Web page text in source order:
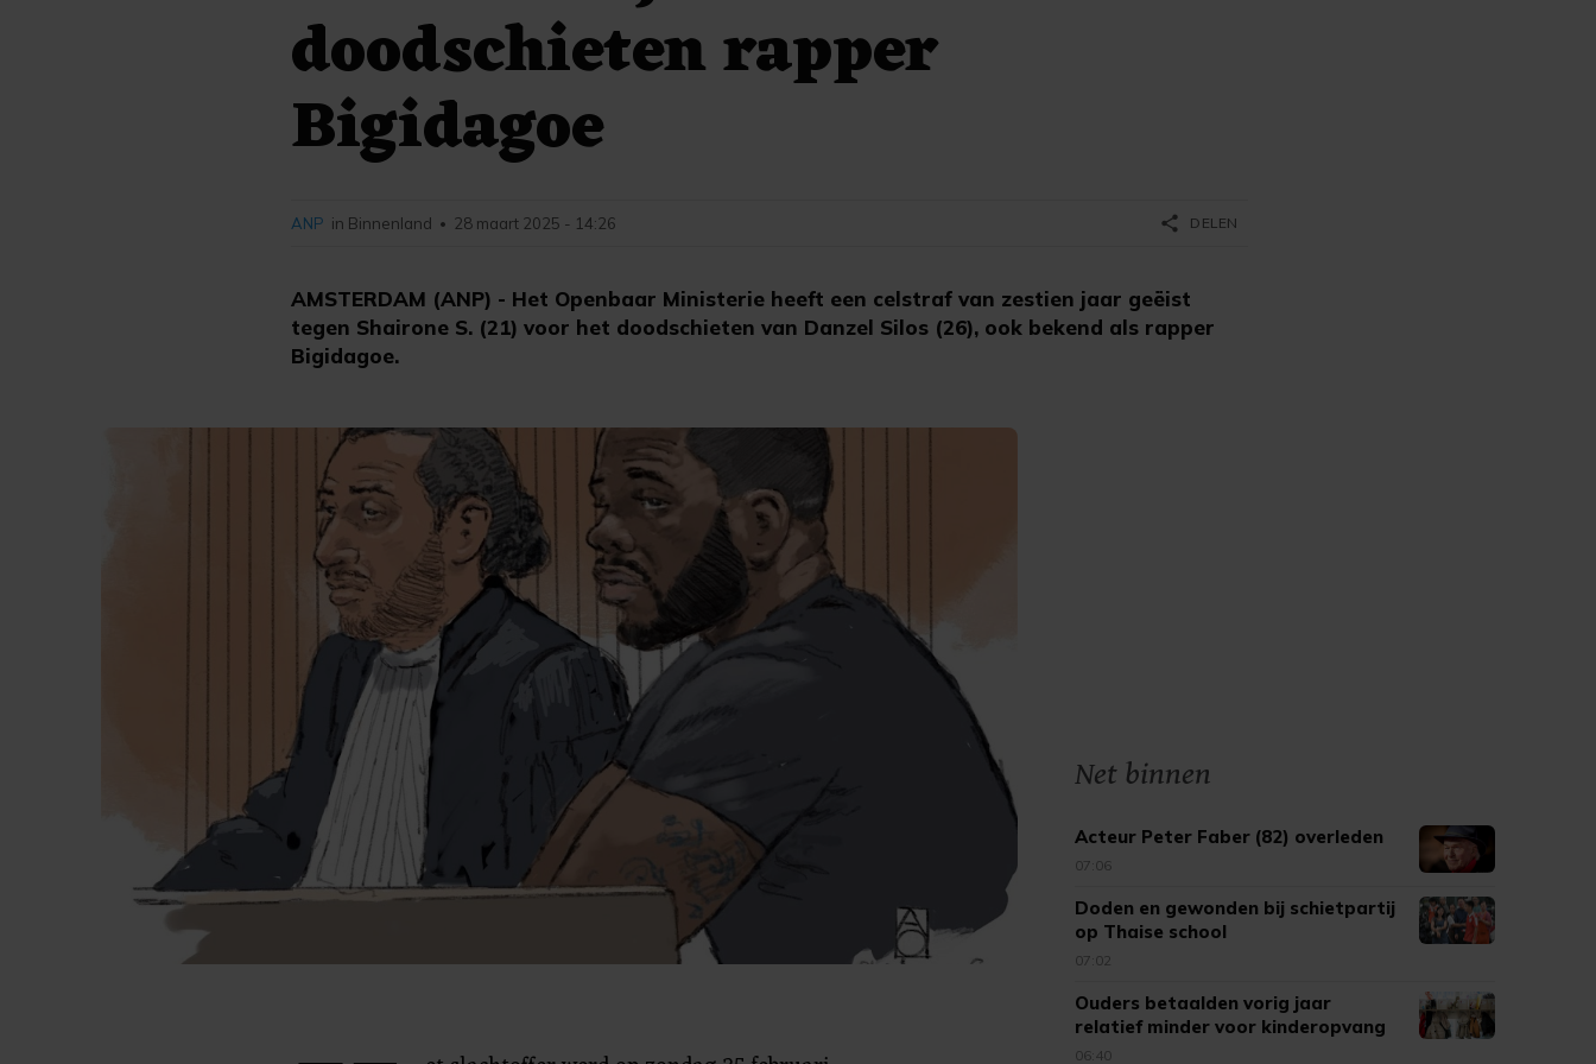
doodschieten rapper
Bigidagoe
AMSTERDAM (ANP) - Het Openbaar Ministerie heeft een celstraf van zestien jaar geëist
tegen Shairone S. (21) voor het doodschieten van Danzel Silos (26), ook bekend als rapper
Bigidagoe.
ANP in Binnenland • 28 maart 2025 - 14:26 share DELEN
Net binnen
Acteur Peter Faber (82) overleden
07:06
Doden en gewonden bij schietpartij
op Thaise school
07:02
Ouders betaalden vorig jaar
relatief minder voor kinderopvang
06:40